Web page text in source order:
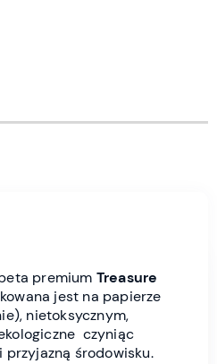
premium Treasure
jest na papierze
nietoksycznym,
czyniąc
środowisku.